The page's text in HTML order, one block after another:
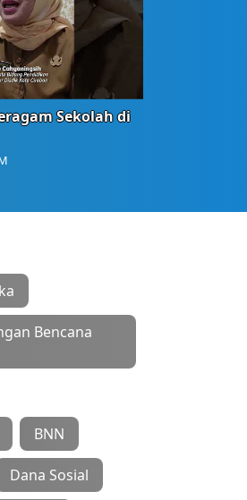
Sekolah di
Bencana
BNN
Dana Sosial